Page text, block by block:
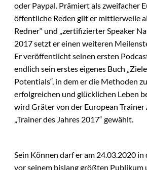
oder Paypal. Prämiert als zweifacher
öffentliche Reden gilt er mittlerweile
Redner“ und „zertifizierter Speaker
2017 setzt er einen weiteren
Er veröffentlicht seinen ersten
endlich sein erstes eigenes Buch
Potentials“, in dem er die Methoden
erfolgreichen und glücklichen Leben
wird Gräter von der European Trainer
„Trainer des Jahres 2017“ gewählt.
Sein Können darf er am 24.03.2020 in
vor seinem bislang größten Publikum